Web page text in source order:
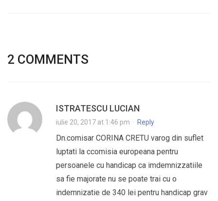
2 COMMENTS
ISTRATESCU LUCIAN
iulie 20, 2017 at 1:46 pm · Reply
Dn.comisar CORINA CRETU varog din suflet
luptati la ccomisia europeana pentru
persoanele cu handicap ca imdemnizzatiile
sa fie majorate nu se poate trai cu o
indemnizatie de 340 lei pentru handicap grav